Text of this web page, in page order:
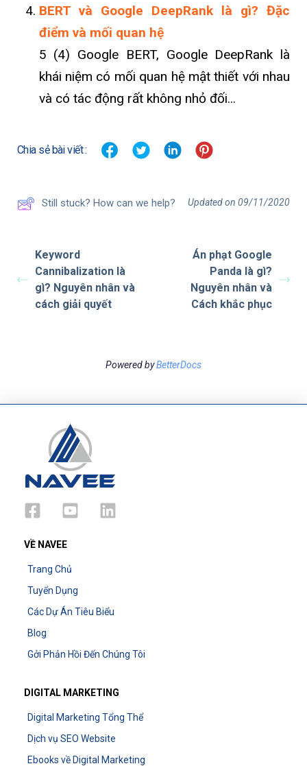
BERT và Google DeepRank là gì? Đặc
điểm và mối quan hệ
5 (4) Google BERT, Google DeepRank là
khái niệm có mối quan hệ mật thiết với nhau
và có tác động rất không nhỏ đối...
Chia sẻ bài viết :
Still stuck? How can we help? Updated on 09/11/2020
Keyword
Cannibalization là
gì? Nguyên nhân và
cách giải quyết
Án phạt Google
Panda là gì?
Nguyên nhân và
Cách khắc phục
Powered byBetterDocs
VỀ NAVEE
Trang Chủ
Tuyển Dụng
Các Dự Án Tiêu Biểu
Blog
Gởi Phản Hồi Đến Chúng Tôi
DIGITAL MARKETING
Digital Marketing Tổng Thể
Dịch vụ SEO Website
Ebooks về Digital Marketing